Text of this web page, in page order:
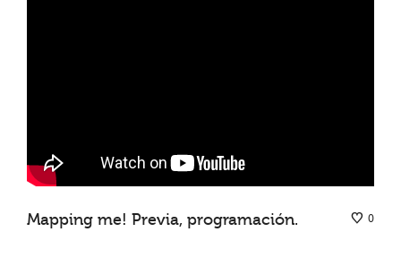
0
Mapping me! Previa, programación.